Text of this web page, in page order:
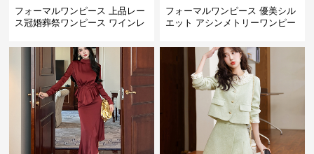
フォーマルワンピース 上品レー
ス冠婚葬祭ワンピース ワインレ
フォーマルワンピース 優美シル
エット アシンメトリーワンピー